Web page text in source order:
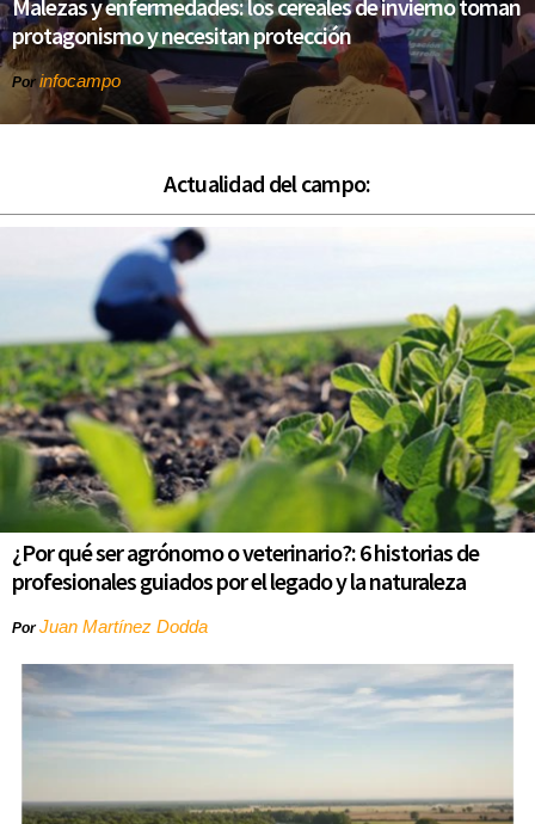
Malezas y enfermedades: los cereales de invierno toman
protagonismo y necesitan protección
Por infocampo
Actualidad del campo:
¿Por qué ser agrónomo o veterinario?: 6 historias de
profesionales guiados por el legado y la naturaleza
PorJuan Martínez Dodda